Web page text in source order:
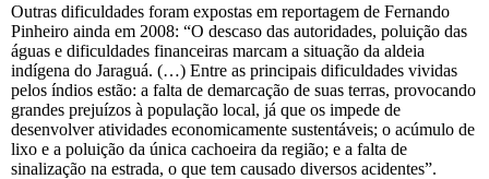
Outras dificuldades foram expostas em reportagem de Fernando
Pinheiro ainda em 2008: “O descaso das autoridades, poluição das
águas e dificuldades financeiras marcam a situação da aldeia
indígena do Jaraguá. (…) Entre as principais dificuldades vividas
pelos índios estão: a falta de demarcação de suas terras, provocando
grandes prejuízos à população local, já que os impede de
desenvolver atividades economicamente sustentáveis; o acúmulo de
lixo e a poluição da única cachoeira da região; e a falta de
sinalização na estrada, o que tem causado diversos acidentes”.